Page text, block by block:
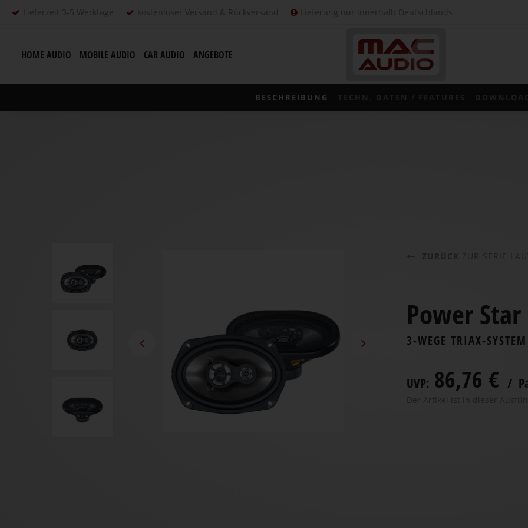
HOME AUDIO MOBILE AUDIO CAR AUDIO ANGEBOTE
BESCHREIBUNG
Power
3-WEGE TRIAX-SYSTEM
UVP: 86,76 € /